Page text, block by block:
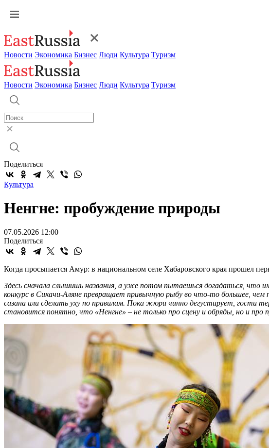
Новости Экономика Бизнес Люди Культура Туризм
Новости Экономика Бизнес Люди Культура Туризм
Поделиться
Культура
Ненгне: пробуждение природы
07.05.2026 12:00
Поделиться
Когда просыпается Амур: в национальном селе Хабаровского края прошел
Здесь сначала слышишь названия, а уже потом пытаешься догадаться, что
конкурс в Сикачи-Аляне превращает привычную рыбу во что-то большее,
сазана или сделать уху по правилам. Пока жюри чинно дегустирует,
становится понятно, что «Ненгне» – не только про сцену и обряды, но и